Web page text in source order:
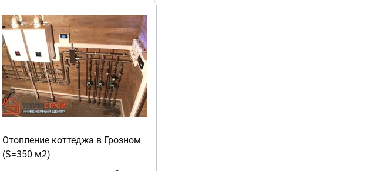
Отопление коттеджа в Грозном
(S=350 м2)